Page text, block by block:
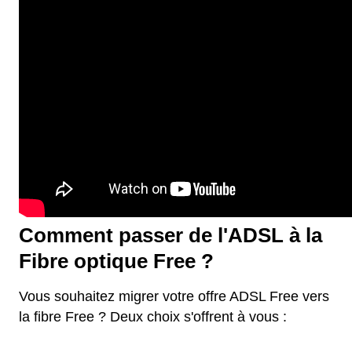
Comment passer de l'ADSL à la
Fibre optique Free ?
Vous souhaitez migrer votre offre ADSL Free vers
la fibre Free ? Deux choix s'offrent à vous :